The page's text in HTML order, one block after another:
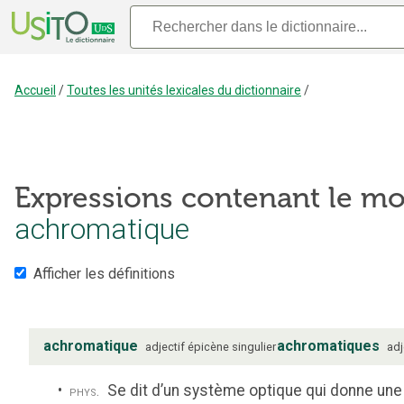
Accueil /Toutes les unités lexicales du dictionnaire /
Expressions contenant le
achromatique
Afficher les définitions
achromatique adjectif épicène singulierachromatiques
phys. Se dit d’un système optique qui donne